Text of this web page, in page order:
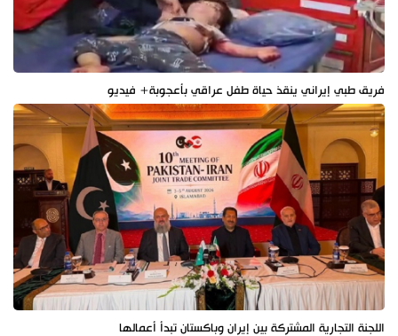
فريق طبي إيراني ينقذ حياة طفل عراقي بأعجوبة+ فيديو
اللجنة التجارية المشتركة بين إيران وباكستان تبدأ أعمالها